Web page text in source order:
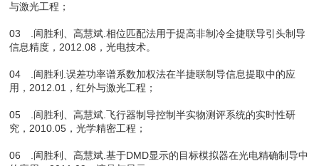
与激光工程；
03 .訚胜利、高慧斌.相位匹配法用于提高非制冷全捷联导引头制导
信息精度，2012.08，光电技术。
04 .訚胜利.误差功率谱系数加权法在半捷联制导信息提取中的应
用，2012.01，红外与激光工程；
05 .訚胜利、高慧斌.飞行器制导控制半实物测评系统的实时性研
究，2010.05，光学精密工程；
06 .訚胜利、高慧斌.基于DMD显示的目标模拟器在光电精确制导中